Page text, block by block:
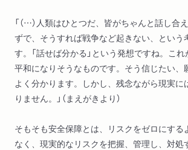
「（…）人類はひとつだ、皆がちゃんと話し合
ずで、そうすれば戦争など起きない、という
す。「話せば分かる」という発想ですね。こ
平和になりそうなものです。そう信じたい、
よく分かります。しかし、残念ながら現実に
りません。」（まえがきより）
そもそも安全保障とは、リスクをゼロにする
なく、現実的なリスクを把握、管理し、対処